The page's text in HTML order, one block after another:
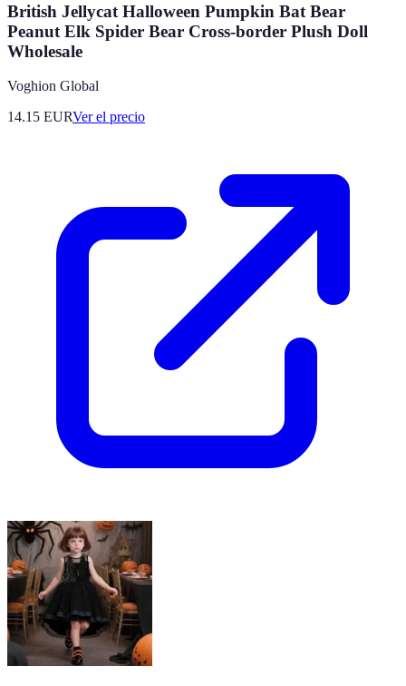
British Jellycat Halloween Pumpkin Bat Bear
Peanut Elk Spider Bear Cross-border Plush Doll
Wholesale
Voghion Global
14.15 EURVer el precio